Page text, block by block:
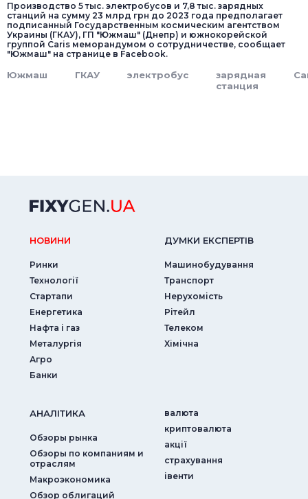
Производство 5 тыс. электробусов и 7,8 тыс. зарядных
станций на сумму 23 млрд грн до 2023 года предполагает
подписанный Государственным космическим агентством
Украины (ГКАУ), ГП "Южмаш" (Днепр) и южнокорейской
группой Caris меморандумом о сотрудничестве, сообщает
"Южмаш" на странице в Facebook.
Южмаш ГКАУ электробус
зарядная
станция
НОВИНИ
Ринки
Технології
Стартапи
Енергетика
Нафта і газ
Металургія
Агро
Банки
ДУМКИ ЕКСПЕРТIВ
Машинобудування
Транспорт
Нерухомість
Рітейл
Телеком
Хімічна
АНАЛIТИКА
Обзоры рынка
Обзоры по компаниям и
отраслям
Макроэкономика
Обзор облигаций
валюта
криптовалюта
акції
страхування
iвенти